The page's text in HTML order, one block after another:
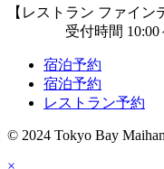
【レストラン ファイン
受付時間 10:00～
宿泊予約
宿泊予約
レストラン予約
© 2024 Tokyo Bay
×